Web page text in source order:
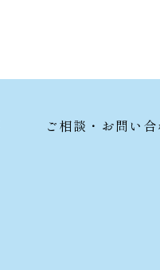
ご相談・お問い合